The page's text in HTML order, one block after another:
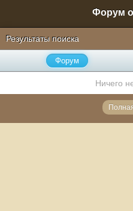
Результаты поиска
Форум
Ничего